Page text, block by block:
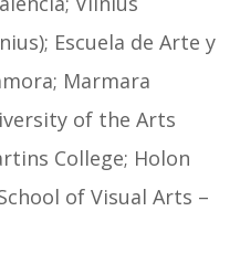
Escuela de Arte y
Marmara
of the Arts
College; Holon
of Visual Arts –